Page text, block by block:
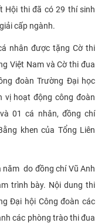
Hội thi đã có 29 thí sinh
cấp ngành.
nhân được tặng Cờ thi
Việt Nam và Cờ thi đua
đoàn Trường Đại học
vị hoạt động công đoàn
01 cá nhân, đồng chí
khen của Tổng Liên
do đồng chí Vũ Anh
trình bày. Nội dung thi
Đại hội Công đoàn các
các phòng trào thi đua